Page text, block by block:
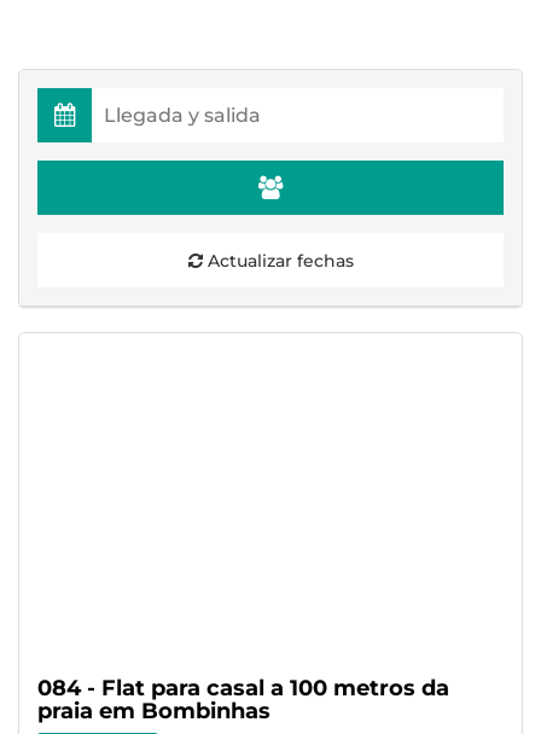
Actualizar fechas
084 - Flat para casal a 100 metros da
praia em Bombinhas